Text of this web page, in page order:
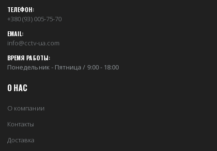
ТЕЛЕФОН:
+380 (93) 005-75-70
EMAIL:
info@cctv-ua.com
ВРЕМЯ РАБОТЫ:
Понедельник - Пятница / 9:00 - 18:00
О НАС
О компании
Контакты
Доставка